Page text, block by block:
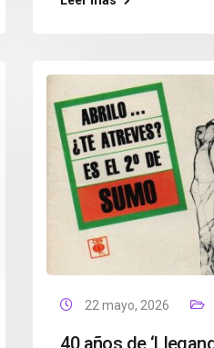
22 mayo, 2026
40 años de